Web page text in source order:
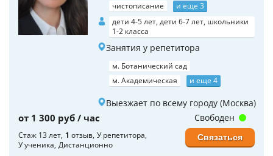
чистописание
и еще 3
дети 4-5 лет, дети 6-7 лет, школьники
1-2 класса
Занятия у репетитора
м. Ботанический сад
м. Академическая
и еще 4
Выезжает по всему городу (Москва)
от 1 300 руб / час
Стаж 13 лет 1 отзыв У репетитора
У ученика Дистанционно
Свободен
Связаться